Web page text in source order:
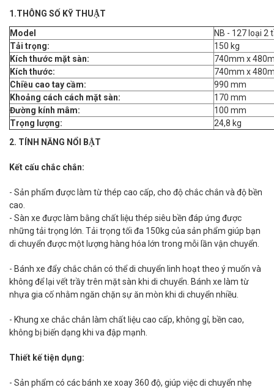
1.THÔNG SỐ KỸ THUẬT
Model
NB - 127 loại 2
Tải trọng:
150 kg
Kích thước mặt sàn:
740mm x
Kích thước:
740mm x
Chiều cao tay cầm:
990 mm
Khoảng cách cách mặt sàn:
170 mm
Đường kính mâm:
100 mm
Trọng lượng:
24,8 kg
2. TÍNH NĂNG NỔI BẬT
Kết cấu chắc chắn:
- Sản phẩm được làm từ thép cao cấp, cho độ chắc chắn và độ bền
cao.
- Sàn xe được làm bằng chất liệu thép siêu bền đáp ứng được
những tải trọng lớn. Tải trọng tối đa 150kg của sản phẩm giúp bạn
di chuyển được một lượng hàng hóa lớn trong mỗi lần vận chuyển.
- Bánh xe đẩy chắc chắn có thể di chuyển linh hoạt theo ý muốn và
không để lại vết trầy trên mặt sàn khi di chuyển. Bánh xe làm từ
nhựa gia cố nhằm ngăn chặn sự ăn mòn khi di chuyển nhiều.
- Khung xe chắc chắn làm chất liệu cao cấp, không gỉ, bền cao,
không bị biến dạng khi va đập mạnh.
Thiết kế tiện dụng:
- Sản phẩm có các bánh xe xoay 360 độ, giúp việc di chuyển nhẹ